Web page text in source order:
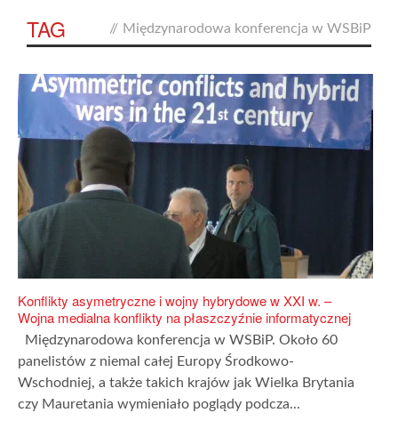
TAG // Międzynarodowa konferencja w WSBiP
Konflikty asymetryczne i wojny hybrydowe w XXI w. –
Wojna medialna konflikty na płaszczyźnie informatycznej
Międzynarodowa konferencja w WSBiP. Około 60
panelistów z niemal całej Europy Środkowo-
Wschodniej, a także takich krajów jak Wielka Brytania
czy Mauretania wymieniało poglądy podcza...